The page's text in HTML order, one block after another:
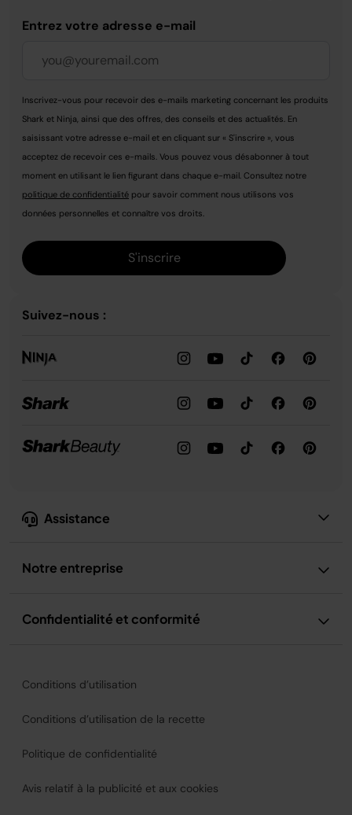
Assistance
Notre entreprise
Confidentialité et conformité
Entrez votre adresse e-mail
Inscrivez-vous pour recevoir des e-mails marketing concernant les produits
Shark et Ninja, ainsi que des offres, des conseils et des actualités. En
saisissant votre adresse e-mail et en cliquant sur « S'inscrire », vous
acceptez de recevoir ces e-mails. Vous pouvez vous désabonner à tout
moment en utilisant le lien figurant dans chaque e-mail. Consultez notre
politique de confidentialité pour savoir comment nous utilisons vos
données personnelles et connaître vos droits.
S'inscrire
Suivez-nous :
Conditions d’utilisation
Conditions d’utilisation de la recette
Politique de confidentialité
Avis relatif à la publicité et aux cookies